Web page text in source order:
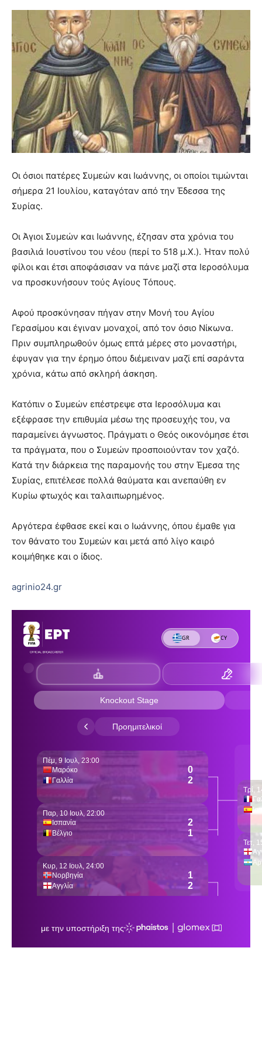
Οι όσιοι πατέρες Συμεών και Ιωάννης, οι οποίοι τιμώνται
σήμερα 21 Ιουλίου, καταγόταν από την Έδεσσα της
Συρίας.
Οι Άγιοι Συμεών και Ιωάννης, έζησαν στα χρόνια του
βασιλιά Ιουστίνου του νέου (περί το 518 μ.Χ.). Ήταν πολύ
φίλοι και έτσι αποφάσισαν να πάνε μαζί στα Ιεροσόλυμα
να προσκυνήσουν τούς Αγίους Τόπους.
Αφού προσκύνησαν πήγαν στην Μονή του Αγίου
Γερασίμου και έγιναν μοναχοί, από τον όσιο Νίκωνα.
Πριν συμπληρωθούν όμως επτά μέρες στο μοναστήρι,
έφυγαν για την έρημο όπου διέμειναν μαζί επί σαράντα
χρόνια, κάτω από σκληρή άσκηση.
Κατόπιν ο Συμεών επέστρεψε στα Ιεροσόλυμα και
εξέφρασε την επιθυμία μέσω της προσευχής του, να
παραμείνει άγνωστος. Πράγματι ο Θεός οικονόμησε έτσι
τα πράγματα, που ο Συμεών προσποιούνταν τον χαζό.
Κατά την διάρκεια της παραμονής του στην Έμεσα της
Συρίας, επιτέλεσε πολλά θαύματα και ανεπαύθη εν
Κυρίω φτωχός και ταλαιπωρημένος.
Αργότερα έφθασε εκεί και ο Ιωάννης, όπου έμαθε για
τον θάνατο του Συμεών και μετά από λίγο καιρό
κοιμήθηκε και ο ίδιος.
agrinio24.gr